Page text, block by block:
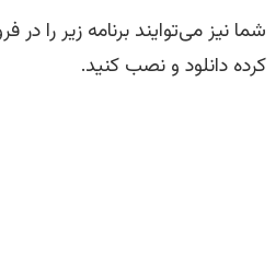
شما نیز می‌توایند برنامه زیر را
کرده دانلود و نصب کنید.